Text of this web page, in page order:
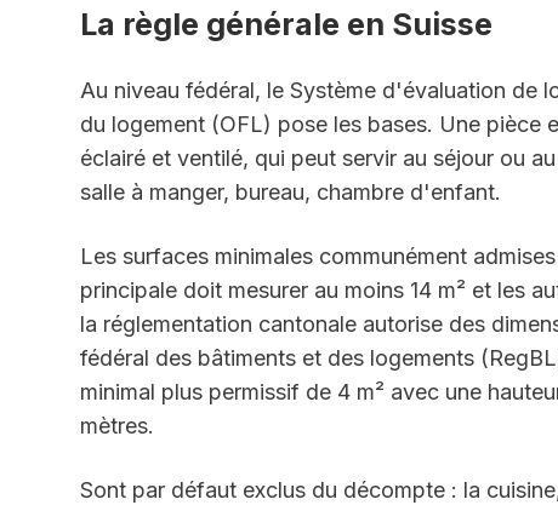
La règle générale en Suisse
Au niveau fédéral, le Système d'évaluation de
du logement (OFL) pose les bases. Une pièce
éclairé et ventilé, qui peut servir au séjour ou
salle à manger, bureau, chambre d'enfant.
Les surfaces minimales communément
principale doit mesurer au moins 14 m² et les
la réglementation cantonale autorise des
fédéral des bâtiments et des logements
minimal plus permissif de 4 m² avec une
mètres.
Sont par défaut exclus du décompte : la